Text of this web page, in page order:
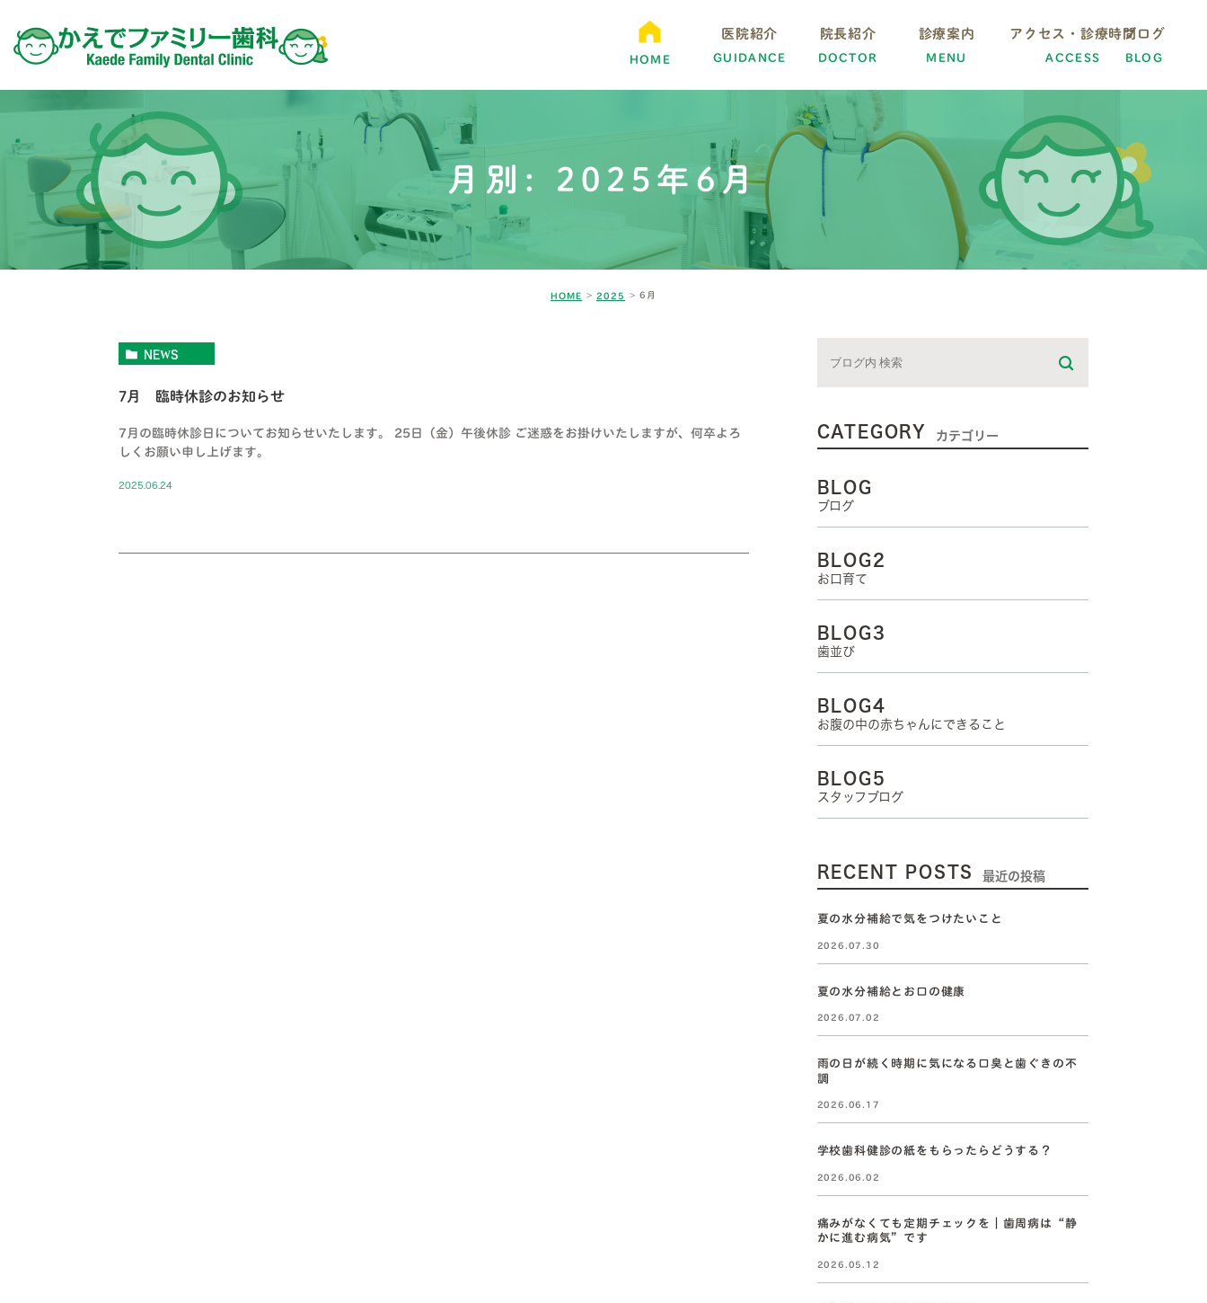
HOME
医院紹介
GUIDANCE
院長紹介
DOCTOR
診療案内
MENU
アクセス・診療時間
ACCESS
ブログ
BLOG
月別: 2025年6月
HOME 2025 6月
NEWS
7月 臨時休診のお知らせ
7月の臨時休診日についてお知らせいたします。 25日（金）午後休診 ご迷惑をお掛けいたしますが、何卒よろ
しくお願い申し上げます。
2025.06.24
CATEGORY カテゴリー
BLOG
ブログ
BLOG2
お口育て
BLOG3
歯並び
BLOG4
お腹の中の赤ちゃんにできること
BLOG5
スタッフブログ
RECENT POSTS 最近の投稿
夏の水分補給で気をつけたいこと
2026.07.30
夏の水分補給とお口の健康
2026.07.02
雨の日が続く時期に気になる口臭と歯ぐきの不
調
2026.06.17
学校歯科健診の紙をもらったらどうする？
2026.06.02
痛みがなくても定期チェックを｜歯周病は“静
かに進む病気”です
2026.05.12